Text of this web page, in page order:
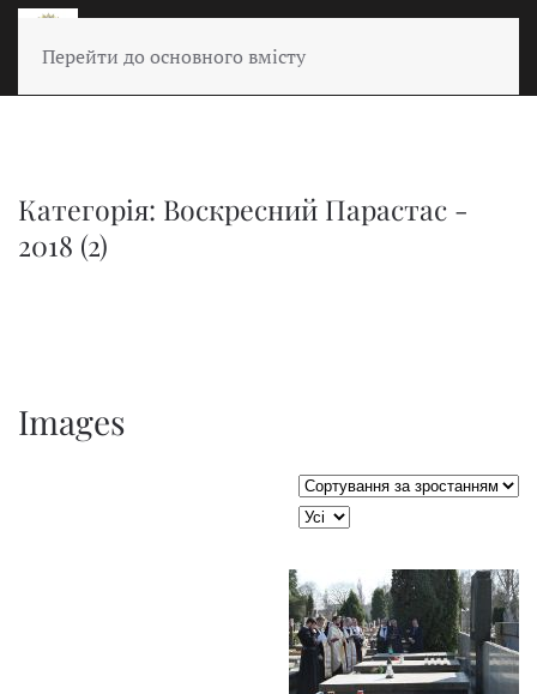
Перейти до основного вмісту
Категорія: Воскресний Парастас -
2018 (2)
Images
Сортувати таблицю за:
JSEARCH_FILTER_LIMIT